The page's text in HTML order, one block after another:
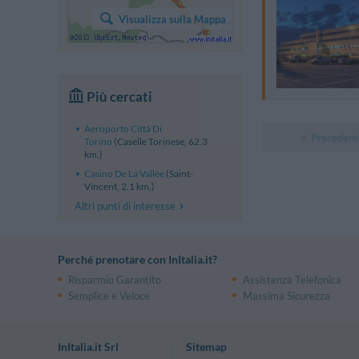
Visualizza sulla Mappa
Più cercati
Aeroporto Città Di
Torino (Caselle Torinese, 62.3
km.)
Casino De La Vallée (Saint-
Vincent, 2.1 km.)
Altri punti di interesse
Perché prenotare con InItalia.it?
Risparmio Garantito Assistenza Telefonica
Semplice e Veloce
Massima Sicurezza
InItalia.it Srl Sitemap